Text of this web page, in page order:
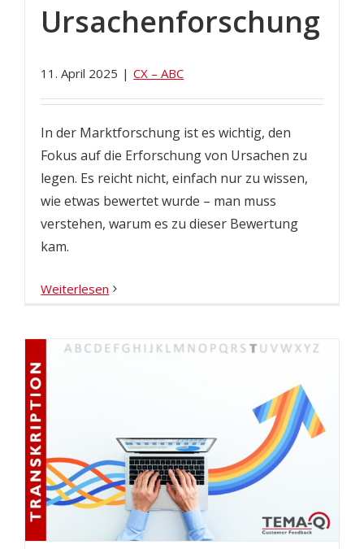
Ursachenforschung
11. April 2025 | CX – ABC
In der Marktforschung ist es wichtig, den
Fokus auf die Erforschung von Ursachen zu
legen. Es reicht nicht, einfach nur zu wissen,
wie etwas bewertet wurde – man muss
verstehen, warum es zu dieser Bewertung
kam.
Weiterlesen